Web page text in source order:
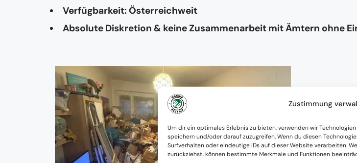
Zustimmung
Um dir ein optimales Erlebnis zu bieten, verwenden wir
speichern und/oder darauf zuzugreifen. Wenn du diesen
Surfverhalten oder eindeutige IDs auf dieser Website verarbeiten.
zurückziehst, können bestimmte Merkmale und Funktionen
Verfügbarkeit: Österreichweit
Absolute Diskretion & keine Zusammenarbeit mit Ämtern ohne
Messie